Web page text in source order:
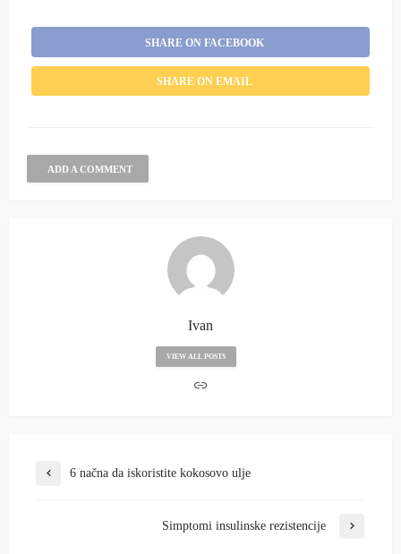
SHARE ON FACEBOOK
SHARE ON EMAIL
ADD A COMMENT
Ivan
VIEW ALL POSTS
6 načna da iskoristite kokosovo ulje
Simptomi insulinske rezistencije